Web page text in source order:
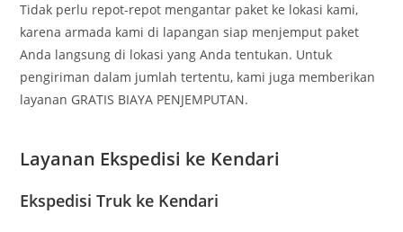
Tidak perlu repot-repot mengantar paket ke lokasi kami,
karena armada kami di lapangan siap menjemput paket
Anda langsung di lokasi yang Anda tentukan. Untuk
pengiriman dalam jumlah tertentu, kami juga memberikan
layanan GRATIS BIAYA PENJEMPUTAN.
Layanan Ekspedisi ke Kendari
Ekspedisi Truk ke Kendari